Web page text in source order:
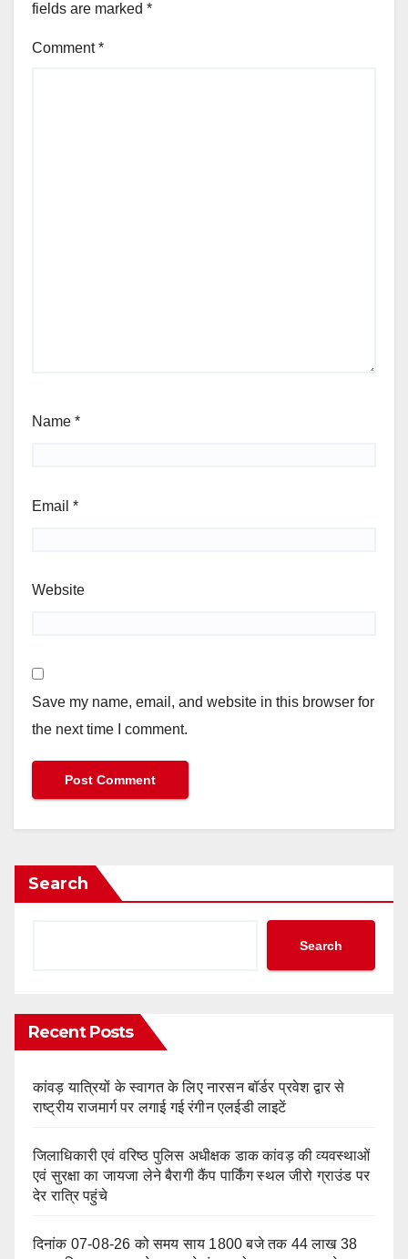
fields are marked *
Comment*
Name *
Email *
Website
Save my name, email, and website in this browser for
the next time I comment.
Search
Search
Recent Posts
कांवड़ यात्रियों के स्वागत के लिए नारसन बॉर्डर प्रवेश द्वार से
राष्ट्रीय राजमार्ग पर लगाई गई रंगीन एलईडी लाइटें
जिलाधिकारी एवं वरिष्ठ पुलिस अधीक्षक डाक कांवड़ की व्यवस्थाओं
एवं सुरक्षा का जायजा लेने बैरागी कैंप पार्किंग स्थल जीरो ग्राउंड पर
देर रात्रि पहुंचे
दिनांक 07-08-26 को समय साय 1800 बजे तक 44 लाख 38